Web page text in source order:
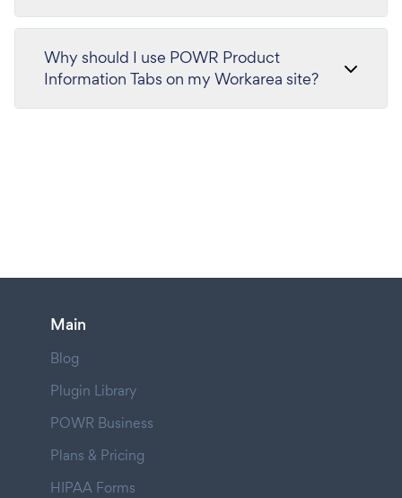
Why should I use POWR Product
Information Tabs on my Workarea site?
Main
Blog
Plugin Library
POWR Business
Plans & Pricing
HIPAA Forms